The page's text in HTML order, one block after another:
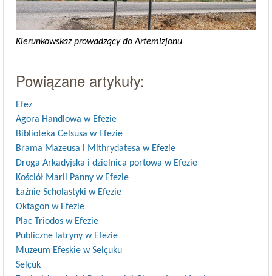
Kierunkowskaz prowadzący do Artemizjonu
Powiązane artykuły:
Efez
Agora Handlowa w Efezie
Biblioteka Celsusa w Efezie
Brama Mazeusa i Mithrydatesa w Efezie
Droga Arkadyjska i dzielnica portowa w Efezie
Kościół Marii Panny w Efezie
Łaźnie Scholastyki w Efezie
Oktagon w Efezie
Plac Triodos w Efezie
Publiczne latryny w Efezie
Muzeum Efeskie w Selçuku
Selçuk